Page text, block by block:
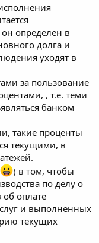
определен в
долга и
уходят в
за пользование
, т.е. теми
банком
такие проценты
текущими, в
) в том, чтобы
по делу о
об оплате
и выполненных
текущих